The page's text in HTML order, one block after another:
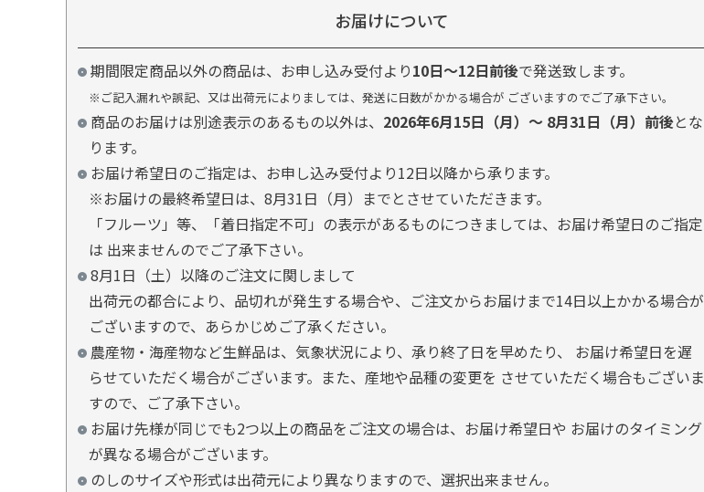
お届けについて
期間限定商品以外の商品は、お申し込み受付より10日～12日前後で発送致します。
※ご記入漏れや誤記、又は出荷元によりましては、発送に日数がかかる場合が ございますのでご了承下さい。
商品のお届けは別途表示のあるもの以外は、 2026年6月15日（月）～ 8月31日（月）前後とな
ります。
お届け希望日のご指定は、お申し込み受付より12日以降から承ります。
※お届けの最終希望日は、8月31日（月）までとさせていただきます。
「フルーツ」等、「着日指定不可」の表示があるものにつきましては、お届け希望日のご指定
は 出来ませんのでご了承下さい。
8月1日（土）以降のご注文に関しまして
出荷元の都合により、品切れが発生する場合や、ご注文からお届けまで14日以上かかる場合が
ございますので、あらかじめご了承ください。
農産物・海産物など生鮮品は、気象状況により、承り終了日を早めたり、 お届け希望日を遅
らせていただく場合がございます。また、産地や品種の変更を させていただく場合もございま
すので、ご了承下さい。
お届け先様が同じでも2つ以上の商品をご注文の場合は、お届け希望日や お届けのタイミング
が異なる場合がございます。
のしのサイズや形式は出荷元により異なりますので、選択出来ません。